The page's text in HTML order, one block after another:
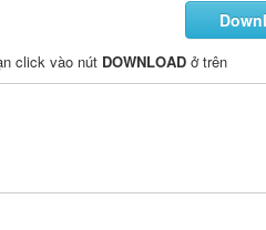
click vào nút DOWNLOAD ở trên